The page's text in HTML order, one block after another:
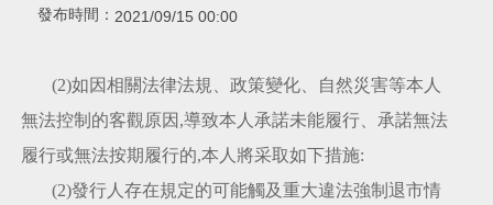
發布時間： 2021/09/15 00:00
(2)如因相關法律法規、政策變化、自然災害等本人
無法控制的客觀原因,導致本人承諾未能履行、承諾無法
履行或無法按期履行的,本人將采取如下措施:
(2)發行人存在規定的可能觸及重大違法強制退市情